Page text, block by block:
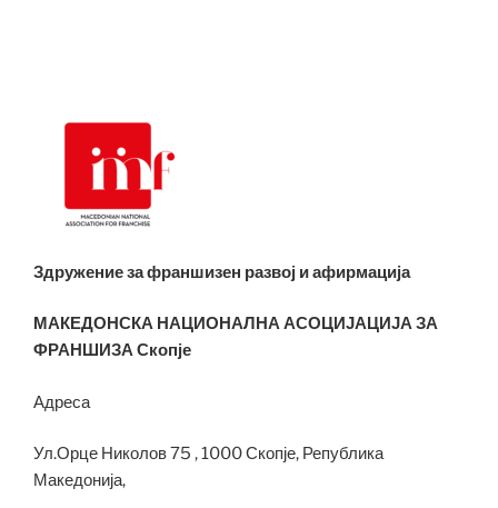
Здружение за франшизен развој и афирмација
МАКЕДОНСКА НАЦИОНАЛНА АСОЦИЈАЦИЈА ЗА
ФРАНШИЗА Скопје
Адреса
Ул.Орце Николов 75 , 1000 Скопје, Република
Македонија,